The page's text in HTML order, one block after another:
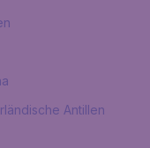
Antillen